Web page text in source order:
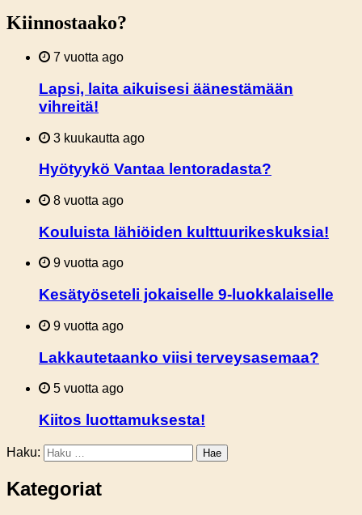
Kiinnostaako?
7 vuotta ago
Lapsi, laita aikuisesi äänestämään
vihreitä!
3 kuukautta ago
Hyötyykö Vantaa lentoradasta?
8 vuotta ago
Kouluista lähiöiden kulttuurikeskuksia!
9 vuotta ago
Kesätyöseteli jokaiselle 9-luokkalaiselle
9 vuotta ago
Lakkautetaanko viisi terveysasemaa?
5 vuotta ago
Kiitos luottamuksesta!
Haku:
Kategoriat